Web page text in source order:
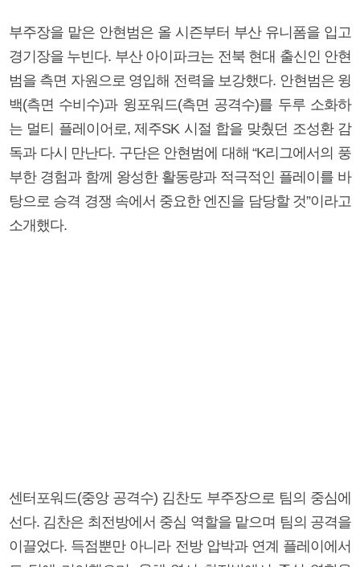
부주장을 맡은 안현범은 올 시즌부터 부산 유니폼을 입고
경기장을 누빈다. 부산 아이파크는 전북 현대 출신인 안현
범을 측면 자원으로 영입해 전력을 보강했다. 안현범은 윙
백(측면 수비수)과 윙포워드(측면 공격수)를 두루 소화하
는 멀티 플레이어로, 제주SK 시절 합을 맞췄던 조성환 감
독과 다시 만난다. 구단은 안현범에 대해 “K리그에서의 풍
부한 경험과 함께 왕성한 활동량과 적극적인 플레이를 바
탕으로 승격 경쟁 속에서 중요한 엔진을 담당할 것”이라고
소개했다.
센터포워드(중앙 공격수) 김찬도 부주장으로 팀의 중심에
선다. 김찬은 최전방에서 중심 역할을 맡으며 팀의 공격을
이끌었다. 득점뿐만 아니라 전방 압박과 연계 플레이에서